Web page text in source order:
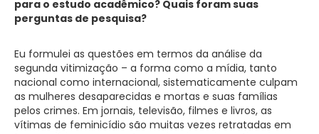
para o estudo acadêmico? Quais foram suas
perguntas de pesquisa?
Eu formulei as questões em termos da análise da
segunda vitimização – a forma como a mídia, tanto
nacional como internacional, sistematicamente culpam
as mulheres desaparecidas e mortas e suas famílias
pelos crimes. Em jornais, televisão, filmes e livros, as
vítimas de feminicídio são muitas vezes retratadas em